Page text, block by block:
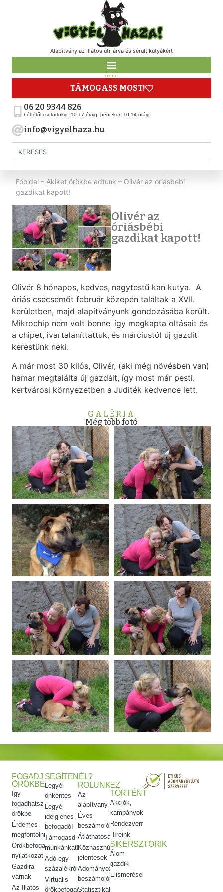
Alapítvány az Illatos úti, árva és sérült kutyákért
menü
TÁMOGASS MOST!
06 20 9344 826
hétfőtől-csütörtökig: 10-17 óráig, pénteken 10-14 óráig
info@vigyelhaza.hu
Főoldal – Akiket örökbe adtunk – Olivér az óriásbébi
gazdikat kapott!
Olivér az
óriásbébi
gazdikat kapott!
Olivér 8 hónapos, kedves, nagytestű kan kutya. A
óriás csecsemőt február közepén találtak a XVII.
kerületben, majd alapítványunk gondozásába került.
Mikrochip nem volt benne, így megkapta oltásait és
a chipet, ivartalaníttattuk, és márciustól új gazdit
kerestünk neki.
A már most 30 kilós, Olivér, (aki még növésben van)
hamar megtalálta új gazdáit, így most már pesti.
kertvárosi környezetben a Juditék kedvence lett.
GALÉRIA
Még több fotó
FOGADJ
ÖRÖKBE
Így
fogadhatsz
örökbe
Érdemes
megfontolni
Örökbefogadói
nyilatkozat
Gazdira
várnak
Az Illatos
SEGÍTENÉL?
Legyél
önkéntes
Legyél
ideiglenes
befogadó!
Támogasd
munkánkat!
Adó egy
százalékról
Virtuális
örökbefogadás
RÓLUNK
Az
alapítvány
Éves
beszámolók
Átláthatóság
Közhasznúsági
jelentések
Adományozási
beszámolók
Statisztikák
EZ
TÖRTÉNT
Akciók,
kampányok
Rendezvényeink
Híreink
SIKERSZTORIK
Álom
gazdik
Elismeréseink